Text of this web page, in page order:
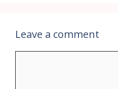
Leave a comment